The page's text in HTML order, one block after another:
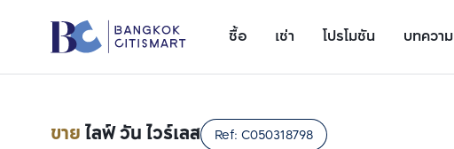
ซื้อ เช่า โปรโมชัน บทความ
ขายไลฟ์ วัน ไวร์เลส Ref: C050318798